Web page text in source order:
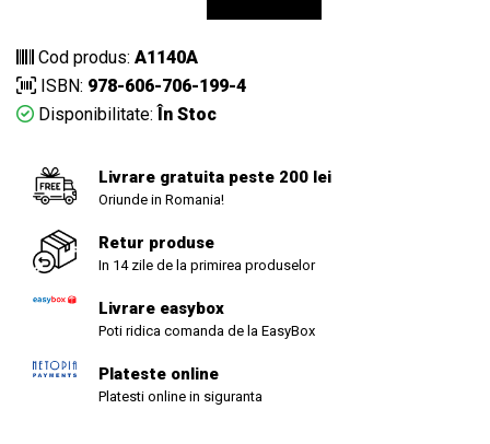
Cod produs: A1140A
ISBN: 978-606-706-199-4
Disponibilitate: În Stoc
Livrare gratuita peste 200 lei
Oriunde in Romania!
Retur produse
In 14 zile de la primirea produselor
Livrare easybox
Poti ridica comanda de la EasyBox
Plateste online
Platesti online in siguranta